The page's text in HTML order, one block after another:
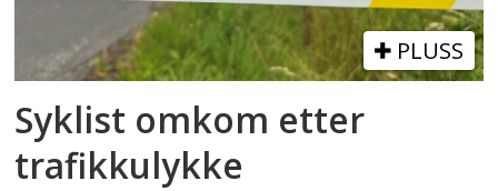
PLUSS
Syklist omkom etter
trafikkulykke